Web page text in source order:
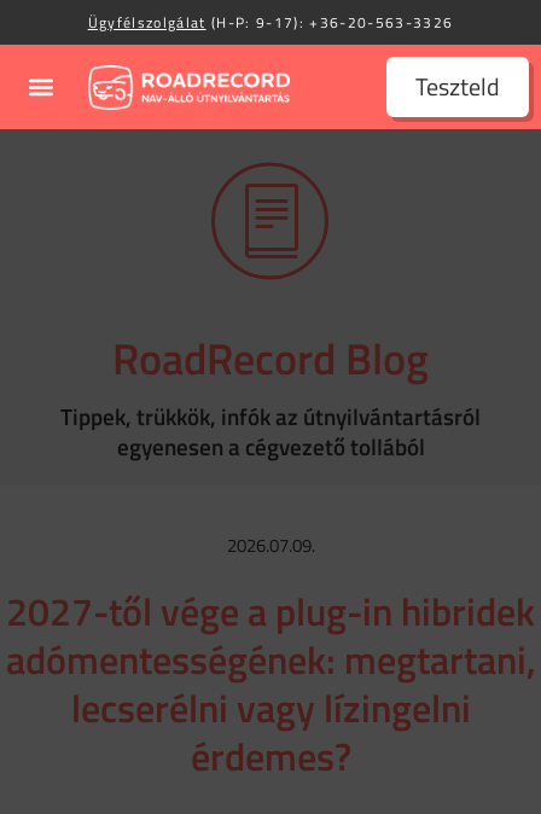
Ügyfélszolgálat (H-P: 9-17):+36-20-563-3326
Teszteld
RoadRecord Blog
Tippek, trükkök, infók az útnyilvántartásról
egyenesen a cégvezető tollából
2026.07.09.
2027-től vége a plug-in hibridek
adómentességének: megtartani,
lecserélni vagy lízingelni
érdemes?